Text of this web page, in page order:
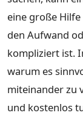
eine große
den Aufwand
kompliziert ist.
warum es
miteinander zu
und kostenlos